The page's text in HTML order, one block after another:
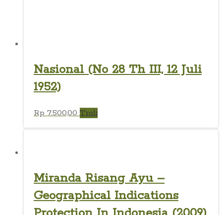
Nasional (No 28 Th III, 12 Juli
1952)
Rp 7.500,00 Troli
Miranda Risang Ayu –
Geographical Indications